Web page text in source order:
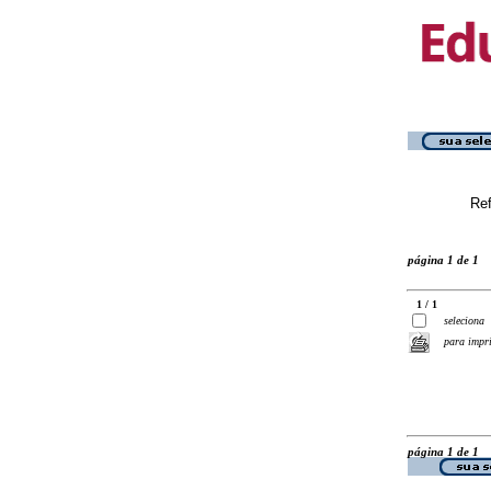
página 1 de 1
1 / 1
seleciona
para
página 1 de 1